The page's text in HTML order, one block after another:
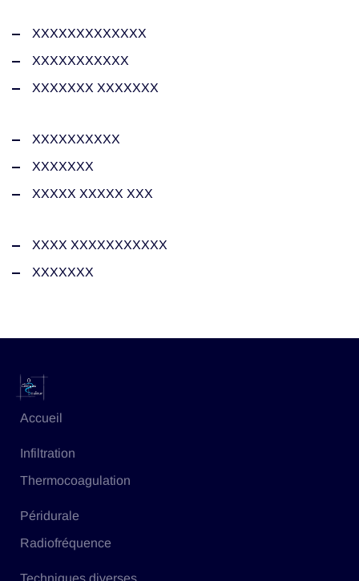
XXXXXXXXXXXXX
XXXXXXXXXXX
XXXXXXX XXXXXXX
XXXXXXXXXX
XXXXXXX
XXXXX XXXXX XXX
XXXX XXXXXXXXXXX
XXXXXXX
Accueil
Infiltration
Thermocoagulation
Péridurale
Radiofréquence